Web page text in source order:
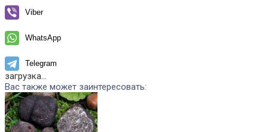
Viber
WhatsApp
Telegram
загрузка...
Вас также может заинтересовать: